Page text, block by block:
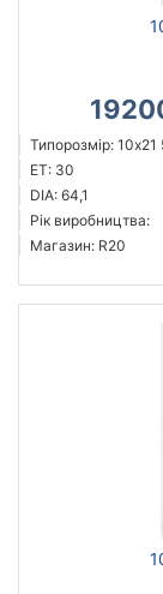
Типорозмір: 10x21
ET: 30
DIA: 64,1
Рік виробництва:
Магазин: R20